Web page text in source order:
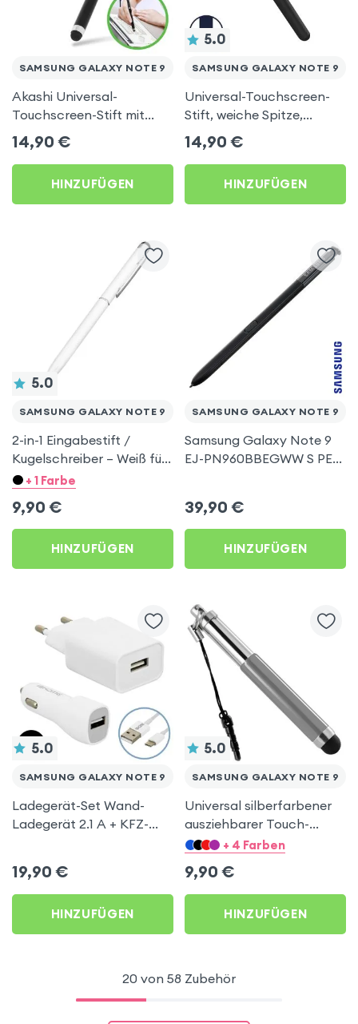
SAMSUNG GALAXY NOTE 9
Akashi Universal-
Touchscreen-Stift mit
Trageschlaufe - Schwarz
für Samsung Galaxy Note
9
14,90 €
HINZUFÜGEN
5.0
SAMSUNG GALAXY NOTE 9
Universal-Touchscreen-
Stift, weiche Spitze,
Integrierter Clip –
Schwarz für Samsung
Galaxy Note 9
14,90 €
HINZUFÜGEN
5.0
SAMSUNG GALAXY NOTE 9
2-in-1 Eingabestift /
Kugelschreiber – Weiß für
Samsung Galaxy Note 9
+ 1 Farbe
9,90 €
HINZUFÜGEN
SAMSUNG GALAXY NOTE 9
Samsung Galaxy Note 9
EJ-PN960BBEGWW S PEN
Galaxy Note 9
39,90 €
HINZUFÜGEN
5.0
SAMSUNG GALAXY NOTE 9
Ladegerät-Set Wand-
Ladegerät 2.1 A + KFZ-
Galaxy Note 9
19,90 €
HINZUFÜGEN
5.0
SAMSUNG GALAXY NOTE 9
Universal silberfarbener
ausziehbarer Touch-
Screen Eingabestift mit
Galaxy Note 9
+ 4 Farben
9,90 €
HINZUFÜGEN
20 von 58 Zubehör